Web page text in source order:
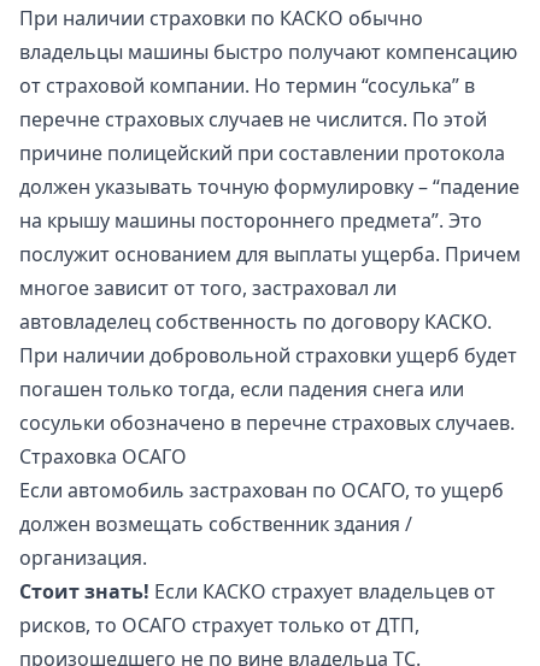
При наличии страховки по КАСКО обычно
владельцы машины быстро получают компенсацию
от страховой компании. Но термин “сосулька” в
перечне страховых случаев не числится. По этой
причине полицейский при составлении протокола
должен указывать точную формулировку – “падение
на крышу машины постороннего предмета”. Это
послужит основанием для выплаты ущерба. Причем
многое зависит от того, застраховал ли
автовладелец собственность по договору КАСКО.
При наличии добровольной страховки ущерб будет
погашен только тогда, если падения снега или
сосульки обозначено в перечне страховых случаев.
Страховка ОСАГО
Если автомобиль застрахован по ОСАГО, то ущерб
должен возмещать собственник здания /
организация.
Стоит знать! Если КАСКО страхует владельцев от
рисков, то ОСАГО страхует только от ДТП,
произошедшего не по вине владельца ТС.